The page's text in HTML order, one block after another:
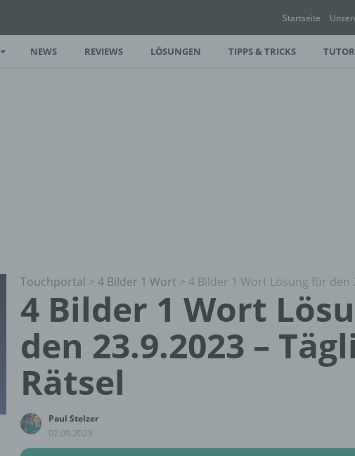
Startseite
NEWS REVIEWS LÖSUNGEN TIPPS & TRICKS
Touchportal > 4 Bilder 1 Wort > 4 Bilder 1 Wort Lösung für den
4 Bilder 1 Wort
den 23.9.2023 –
Rätsel
Paul Stelzer
02.09.2023